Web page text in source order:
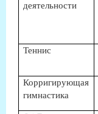
деятельности
Теннис
Корригирующая
гимнастика